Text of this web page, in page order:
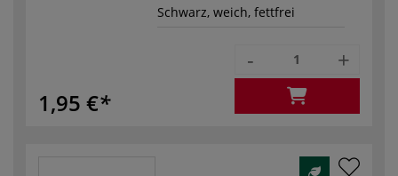
Schwarz, weich, fettfrei
1,95 €
- +